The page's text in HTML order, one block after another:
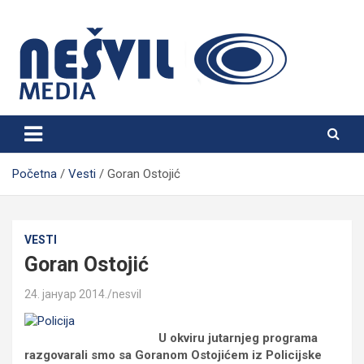
content
Nešvil Media Bogatić
Početna Vesti Goran Ostojić
VESTI
Goran Ostojić
24. јануар 2014. nesvil
U okviru jutarnjeg programa
razgovarali smo sa Goranom Ostojićem iz Policijske